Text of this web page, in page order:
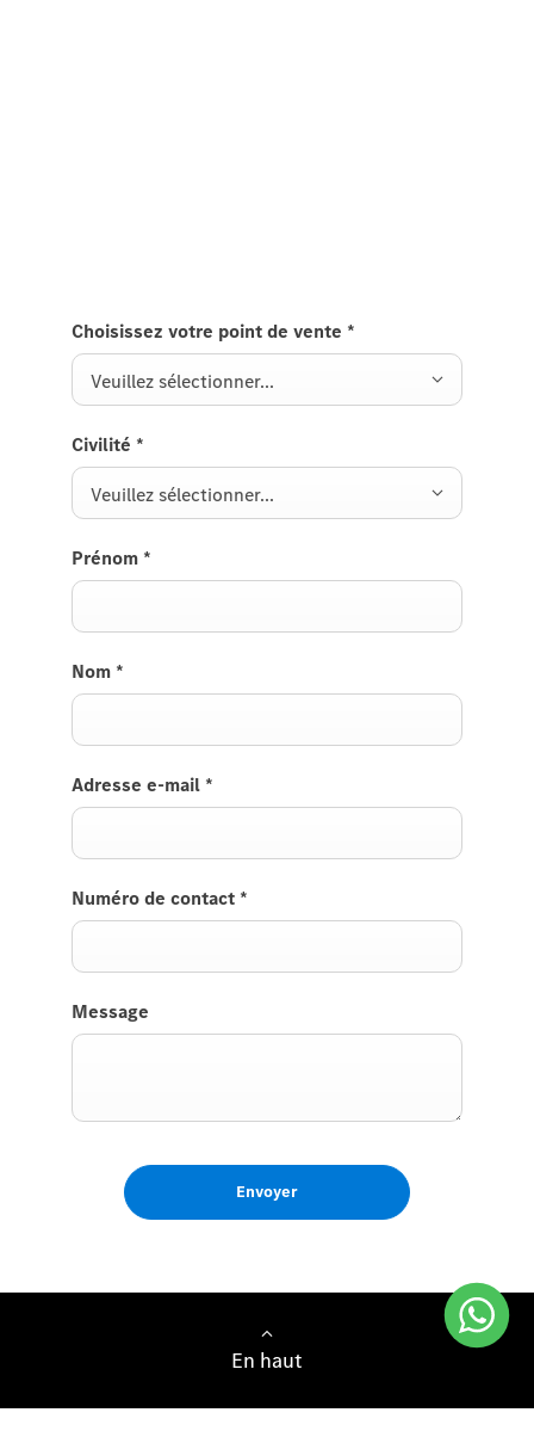
Choisissez votre point de vente *
Veuillez sélectionner...
Civilité *
Veuillez sélectionner...
Prénom *
Nom *
Adresse e-mail *
Numéro de contact *
Message
Envoyer
En haut